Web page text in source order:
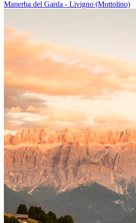
Manerba del Garda - Livigno (Mottolino)